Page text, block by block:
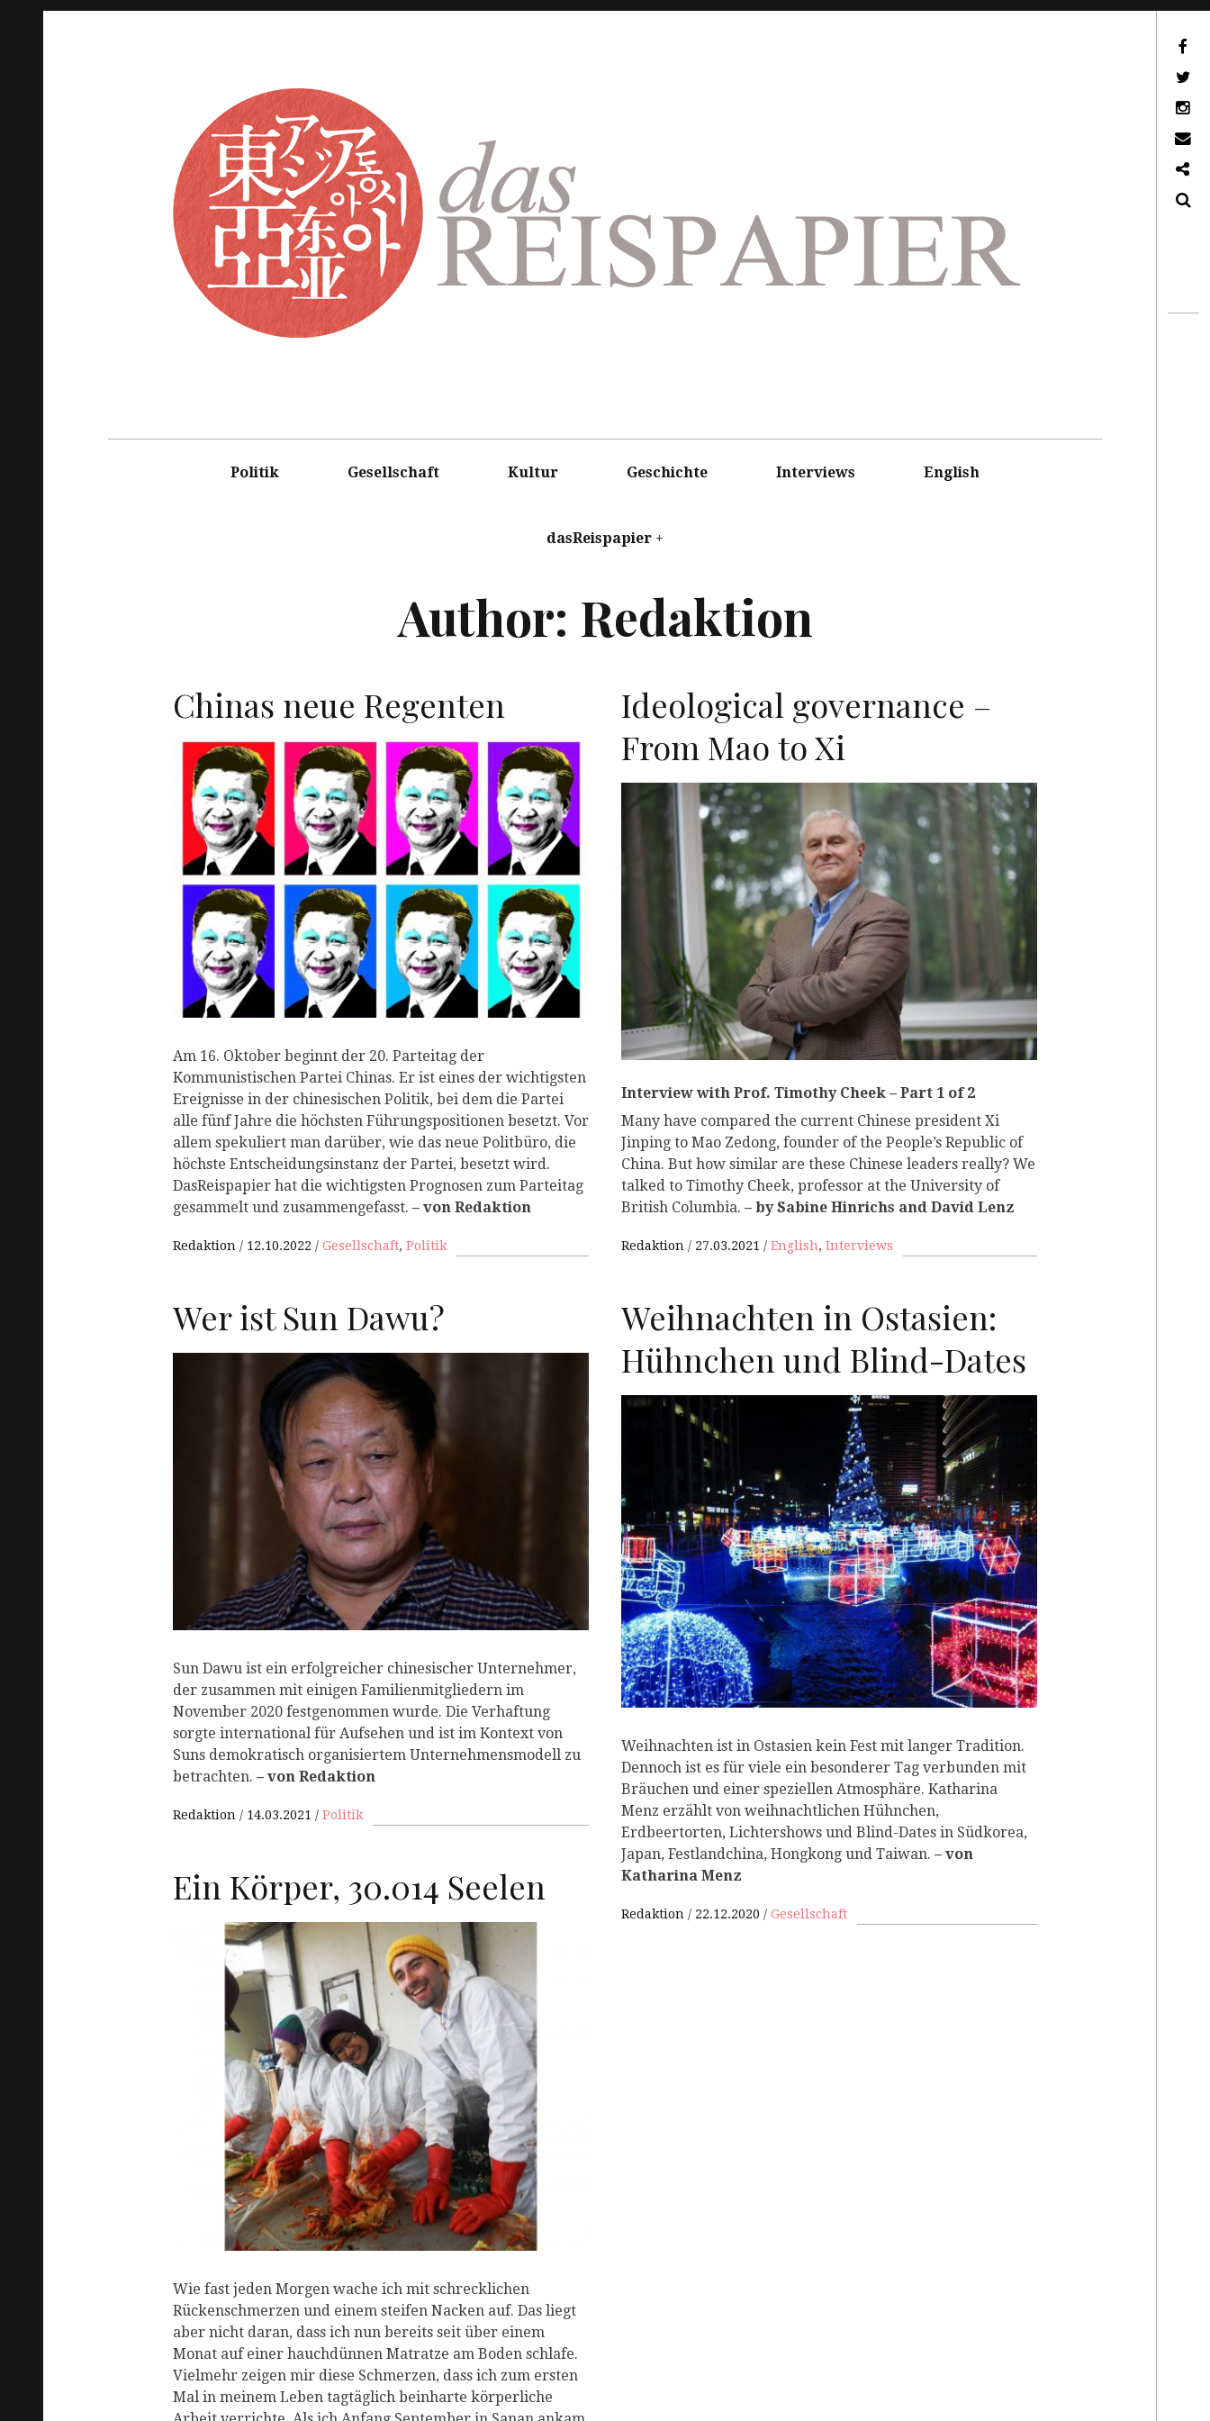
Politik Gesellschaft Kultur Geschichte Interviews English
dasReispapier
Author: Redaktion
Chinas neue Regenten
RP
Am 16. Oktober beginnt der 20. Parteitag der
Kommunistischen Partei Chinas. Er ist eines der wichtigsten
Ereignisse in der chinesischen Politik, bei dem die Partei
alle fünf Jahre die höchsten Führungspositionen besetzt. Vor
allem spekuliert man darüber, wie das neue Politbüro, die
höchste Entscheidungsinstanz der Partei, besetzt wird.
DasReispapier hat die wichtigsten Prognosen zum Parteitag
gesammelt und zusammengefasst. – von Redaktion
Redaktion 12.10.2022 Gesellschaft, Politik
Ideological governance –
From Mao to Xi
RP
Interview with Prof. Timothy Cheek – Part 1 of 2
Many have compared the current Chinese president Xi
Jinping to Mao Zedong, founder of the People’s Republic of
China. But how similar are these Chinese leaders really? We
talked to Timothy Cheek, professor at the University of
British Columbia. – by Sabine Hinrichs and David Lenz
Redaktion 27.03.2021 English, Interviews
Wer ist Sun Dawu?
RP
Sun Dawu ist ein erfolgreicher chinesischer Unternehmer,
der zusammen mit einigen Familienmitgliedern im
November 2020 festgenommen wurde. Die Verhaftung
sorgte international für Aufsehen und ist im Kontext von
Suns demokratisch organisiertem Unternehmensmodell zu
betrachten. – von Redaktion
Redaktion 14.03.2021 Politik
Weihnachten in Ostasien:
Hühnchen und Blind-Dates
RP
Weihnachten ist in Ostasien kein Fest mit langer Tradition.
Dennoch ist es für viele ein besonderer Tag verbunden mit
Bräuchen und einer speziellen Atmosphäre. Katharina
Menz erzählt von weihnachtlichen Hühnchen,
Erdbeertorten, Lichtershows und Blind-Dates in Südkorea,
Japan, Festlandchina, Hongkong und Taiwan. – von
Katharina Menz
Redaktion 22.12.2020 Gesellschaft
Ein Körper, 30.014 Seelen
RP
Wie fast jeden Morgen wache ich mit schrecklichen
Rückenschmerzen und einem steifen Nacken auf. Das liegt
aber nicht daran, dass ich nun bereits seit über einem
Monat auf einer hauchdünnen Matratze am Boden schlafe.
Vielmehr zeigen mir diese Schmerzen, dass ich zum ersten
Mal in meinem Leben tagtäglich beinharte körperliche